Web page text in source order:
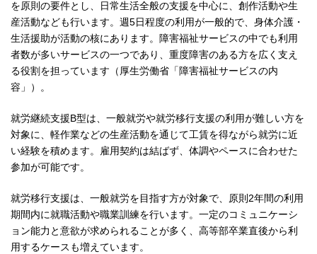
を原則の要件とし、日常生活全般の支援を中心に、創作活動や生
産活動なども行います。週5日程度の利用が一般的で、身体介護・
生活援助が活動の核にあります。障害福祉サービスの中でも利用
者数が多いサービスの一つであり、重度障害のある方を広く支え
る役割を担っています（厚生労働省「障害福祉サービスの内
容」）。
就労継続支援B型は、一般就労や就労移行支援の利用が難しい方を
対象に、軽作業などの生産活動を通じて工賃を得ながら就労に近
い経験を積めます。雇用契約は結ばず、体調やペースに合わせた
参加が可能です。
就労移行支援は、一般就労を目指す方が対象で、原則2年間の利用
期間内に就職活動や職業訓練を行います。一定のコミュニケーシ
ョン能力と意欲が求められることが多く、高等部卒業直後から利
用するケースも増えています。